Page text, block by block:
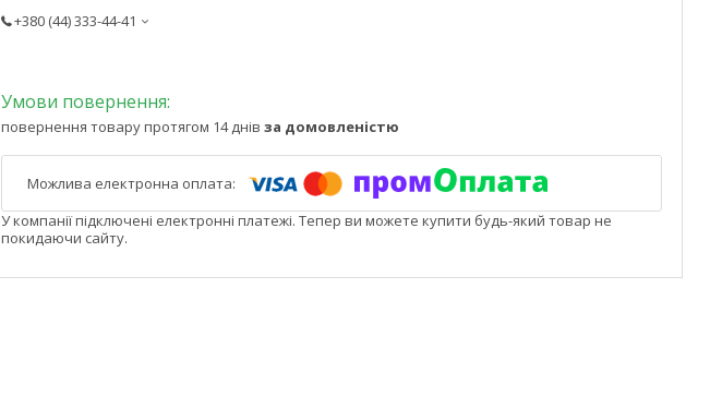
+380 (44) 333-44-41
повернення товару протягом 14 днів за домовленістю
У компанії підключені електронні платежі. Тепер ви можете купити будь-який товар не
покидаючи сайту.